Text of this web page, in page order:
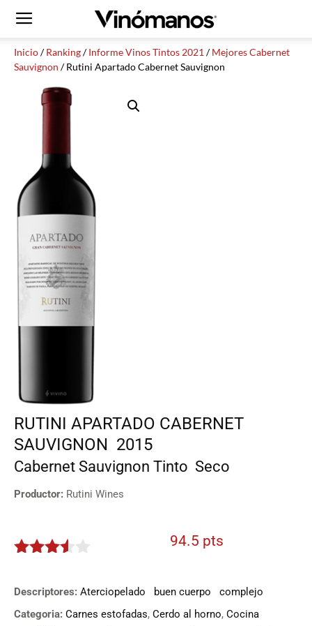
Inicio/Ranking/Informe Vinos Tintos 2021 /Mejores Cabernet
Sauvignon / Rutini Apartado Cabernet Sauvignon
RUTINI APARTADO CABERNET
SAUVIGNON 2015
Cabernet Sauvignon Tinto Seco
Productor: Rutini Wines
94.5 pts
Descriptores: Aterciopelado buen cuerpo
complejo
Categoria: Carnes estofadas, Cerdo al horno, Cocina